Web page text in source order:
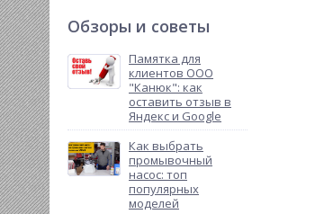
Обзоры и советы
Памятка для
клиентов ООО
"Канюк": как
оставить отзыв в
Яндекс и Google
Как выбрать
промывочный
насос: топ
популярных
моделей